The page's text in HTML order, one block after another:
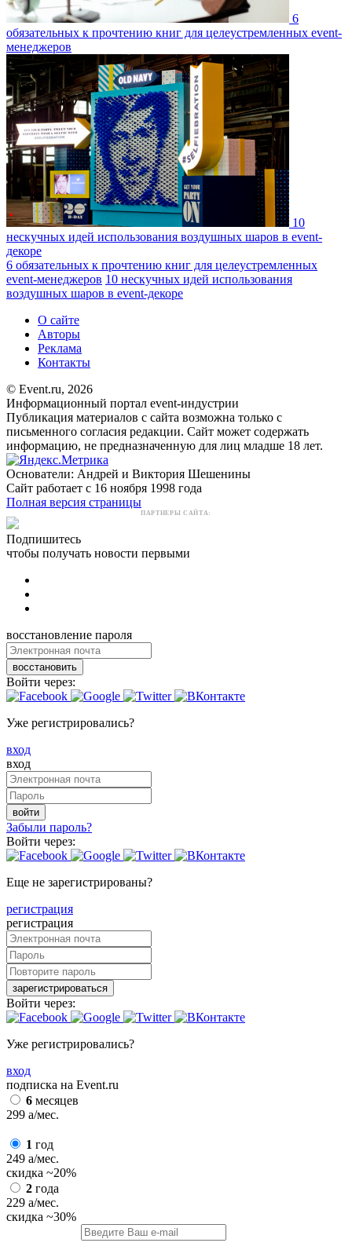
6
обязательных к прочтению книг для целеустремленных event-
менеджеров
10
нескучных идей использования воздушных шаров в event-
декоре
6 обязательных к прочтению книг для целеустремленных
event-менеджеров 10 нескучных идей использования
воздушных шаров в event-декоре
О сайте
Авторы
Реклама
Контакты
© Event.ru, 2026
Информационный портал event-индустрии
Публикация материалов с сайта возможна только с
письменного согласия редакции. Сайт может содержать
информацию, не предназначенную для лиц младше 18 лет.
Основатели: Андрей и Виктория Шешенины
Сайт работает с 16 ноября 1998 года
Полная версия страницы
ПАРТНЕРЫ САЙТА:
Подпишитесь
чтобы получать новости первыми
восстановление пароля
восстановить
Войти через:
Уже регистрировались?
вход
вход
войти
Забыли пароль?
Войти через:
Еще не зарегистрированы?
регистрация
регистрация
зарегистрироваться
Войти через:
Уже регистрировались?
вход
подписка на Event.ru
6 месяцев
299 a/мес.
1 год
249 a/мес.
скидка ~20%
2 года
229 a/мес.
скидка ~30%